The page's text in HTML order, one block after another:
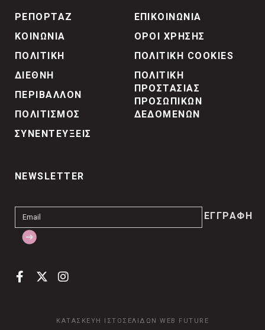
ΡΕΠΟΡΤΑΖ
ΚΟΙΝΩΝΙΑ
ΠΟΛΙΤΙΚΗ
ΔΙΕΘΝΗ
ΠΕΡΙΒΑΛΛΟΝ
ΠΟΛΙΤΙΣΜΟΣ
ΣΥΝΕΝΤΕΥΞΕΙΣ
ΕΠΙΚΟΙΝΩΝΙΑ
ΟΡΟΙ ΧΡΗΣΗΣ
ΠΟΛΙΤΙΚΗ COOKIES
ΠΟΛΙΤΙΚΗ
ΠΡΟΣΤΑΣΙΑΣ
ΠΡΟΣΩΠΙΚΩΝ
ΔΕΔΟΜΕΝΩΝ
NEWSLETTER
ΚΑΤΑΣΚΕΥΗ ΙΣΤΟΣΕΛΙΔΩΝ WEB FUTURE